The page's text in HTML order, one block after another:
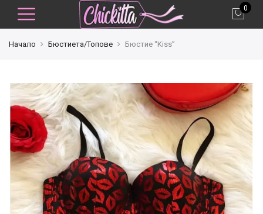
0
Начало Бюстиета/Топове Бюстие “Kiss”